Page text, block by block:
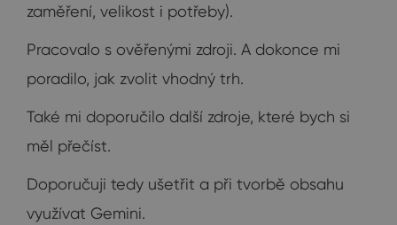
zaměření, velikost i potřeby).
Pracovalo s ověřenými zdroji. A dokonce mi
poradilo, jak zvolit vhodný trh.
Také mi doporučilo další zdroje, které bych si
měl přečíst.
Doporučuji tedy ušetřit a při tvorbě obsahu
využívat Gemini.